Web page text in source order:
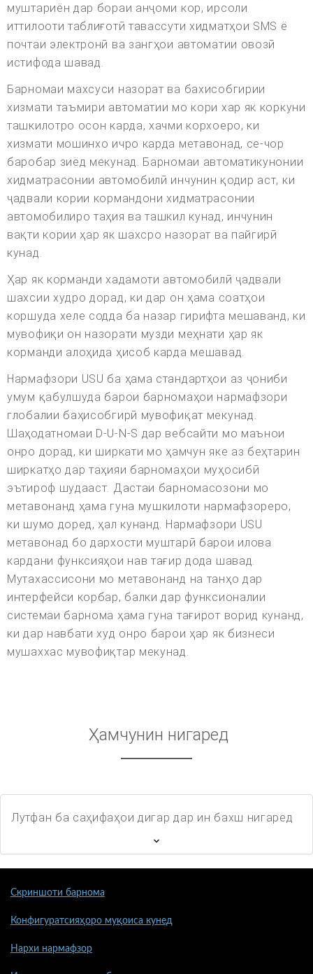
муштариён дар бораи анҷоми кор, ирсоли
иттилооти таблиғотӣ тавассути хидматҳои SMS ё
почтаи электронӣ ва зангҳои автоматии овозӣ
истифода шавад.
Барномаи махсуси назорат ва бахисобгирии
хизмати таъмири автоматии мо кори хар як коркуни
ташкилотро осон карда, хачми корхоеро, ки
хизмати мошинхо ичро карда метавонад, се-чор
баробар зиёд мекунад. Барномаи автоматикунонии
хидматрасонии автомобилӣ инчунин қодир аст, ки
ҷадвали кории кормандони хидматрасонии
автомобилиро таҳия ва ташкил кунад, инчунин
вақти кории ҳар як шахсро назорат ва пайгирӣ
кунад.
Ҳар як корманди хадамоти автомобилӣ ҷадвали
шахсии худро дорад, ки дар он ҳама соатҳои
коршуда хеле содда ба назар гирифта мешаванд, ки
мувофиқи он назорати музди меҳнати ҳар як
корманди алоҳида ҳисоб карда мешавад.
Нармафзори USU ба ҳама стандартҳои аз ҷониби
умум қабулшуда барои барномаҳои нармафзори
глобалии баҳисобгирӣ мувофиқат мекунад.
Шаҳодатномаи D-U-N-S дар вебсайти мо маънои
онро дорад, ки ширкати мо ҳамчун яке аз беҳтарин
ширкатҳо дар таҳияи барномаҳои муҳосибӣ
эътироф шудааст. Дастаи барномасозони мо
метавонанд ҳама гуна мушкилоти нармафзореро,
ки шумо доред, ҳал кунанд. Нармафзори USU
метавонад бо дархости муштарӣ барои илова
кардани функсияҳои нав тағир дода шавад.
Мутахассисони мо метавонанд на танҳо дар
интерфейси корбар, балки дар функсионалии
системаи барнома ҳама гуна тағирот ворид кунанд,
ки дар навбати худ онро барои ҳар як бизнеси
мушаххас мувофиқтар мекунад.
Ҳамчунин нигаред
Лутфан ба саҳифаҳои дигар дар ин бахш нигаред
Скриншоти барнома
Конфигуратсияҳоро муқоиса кунед
Нархи нармафзор